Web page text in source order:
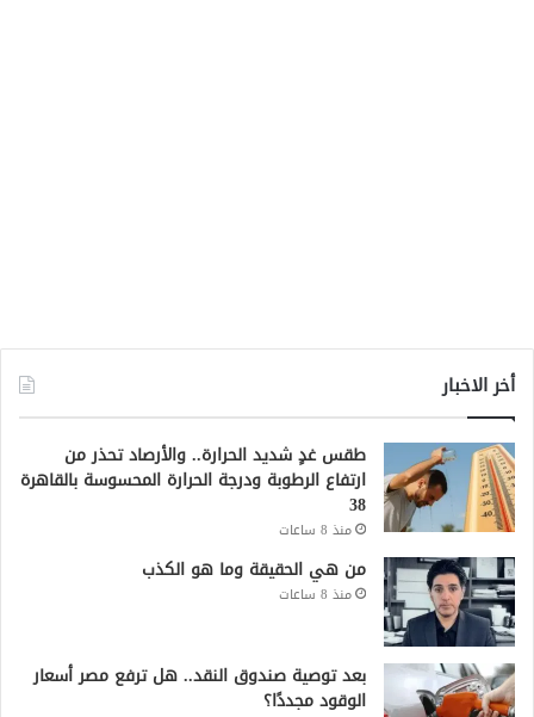
أخر الاخبار
طقس غدٍ شديد الحرارة.. والأرصاد تحذر من
ارتفاع الرطوبة ودرجة الحرارة المحسوسة بالقاهرة
38
منذ 8 ساعات
من هي الحقيقة وما هو الكذب
منذ 8 ساعات
بعد توصية صندوق النقد.. هل ترفع مصر أسعار
الوقود مجددًا؟